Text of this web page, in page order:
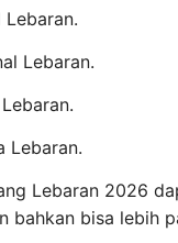
Lebaran.
Lebaran.
Lebaran 2026
bisa lebih